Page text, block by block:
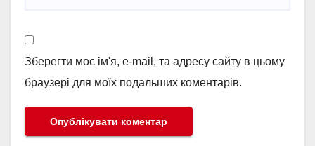
Зберегти моє ім'я, e-mail, та адресу сайту в цьому
браузері для моїх подальших коментарів.